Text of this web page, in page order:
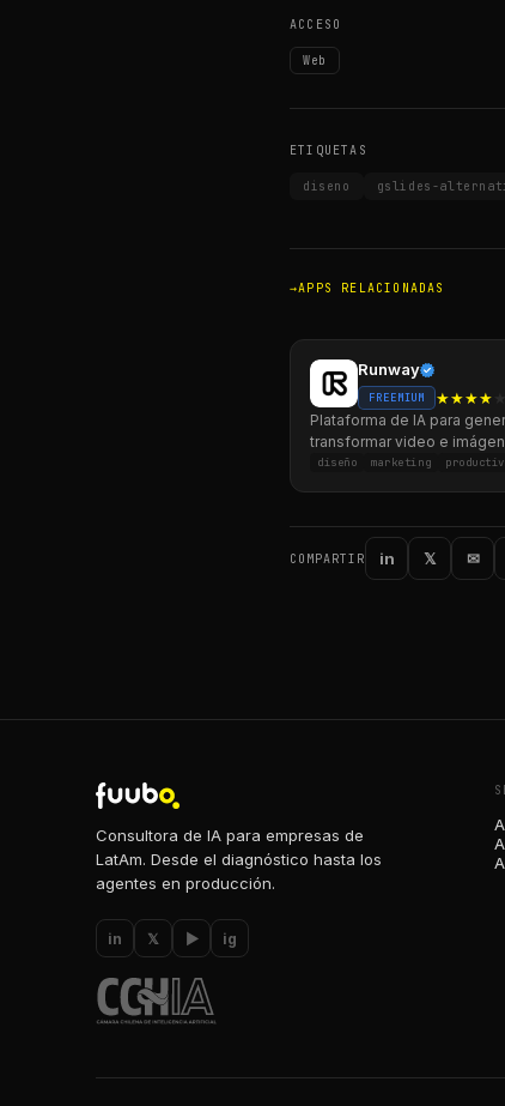
ACCESO
Web
ETIQUETAS
diseno gslides-
APPS RELACIONADAS
Runway
FREEMIUM ★★★★
Plataforma de IA para
transformar video e
herramientas avanzadas
diseño marketing
COMPARTIR in 𝕏 ✉
Consultora de IA para empresas de
LatAm. Desde el diagnóstico hasta los
agentes en producción.
in 𝕏 ▶ ig